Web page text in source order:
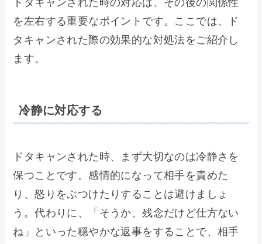
を左右する重要なポイントです。ここでは、ド
タキャンされた際の効果的な対処法をご紹介し
ます。
冷静に対応する
ドタキャンされた時、まず大切なのは冷静さを
保つことです。感情的になって相手を責めた
り、怒りをぶつけたりすることは避けましょ
う。代わりに、「そうか、残念だけど仕方ない
ね」といった穏やかな返事をすることで、相手